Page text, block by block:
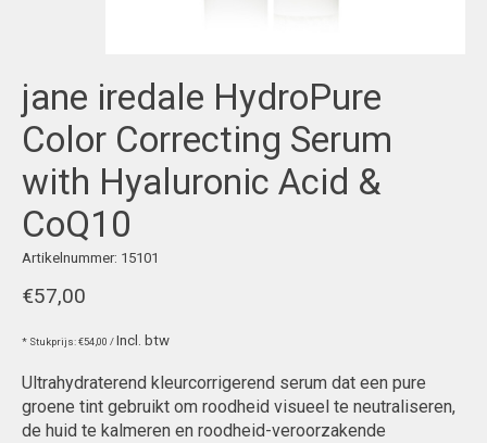
jane iredale HydroPure
Color Correcting Serum
with Hyaluronic Acid &
CoQ10
Artikelnummer: 15101
€57,00
* Stukprijs: €54,00 /Incl. btw
Ultrahydraterend kleurcorrigerend serum dat een pure
groene tint gebruikt om roodheid visueel te neutraliseren,
de huid te kalmeren en roodheid-veroorzakende